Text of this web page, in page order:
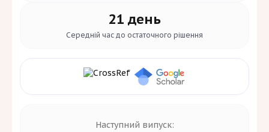
21 день
Середній час до остаточного рішення
Наступний випуск: